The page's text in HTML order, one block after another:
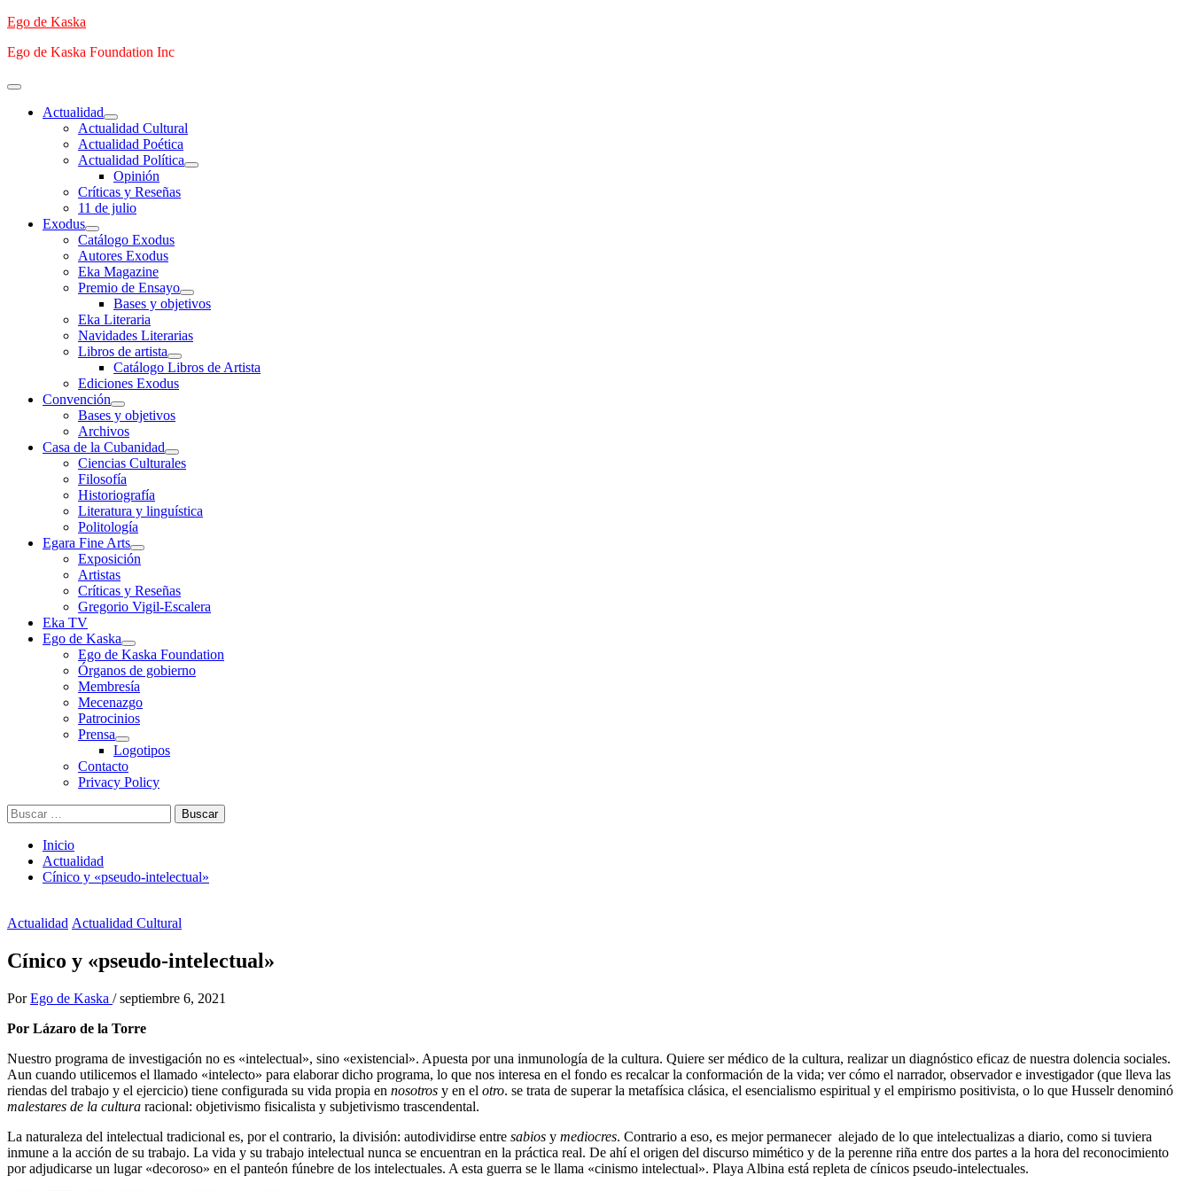
Saltar
contenido
Ego de Kaska
Ego de Kaska Foundation Inc
Menú
principalActualidad
Actualidad Cultural
Actualidad Poética
Actualidad Política
Opinión
Críticas y Reseñas
11 de julio
Exodus
Catálogo Exodus
Autores Exodus
Eka Magazine
Premio de Ensayo
Bases y objetivos
Eka Literaria
Navidades Literarias
Libros de artista
Catálogo Libros de Artista
Ediciones Exodus
Convención
Bases y objetivos
Archivos
Casa de la Cubanidad
Ciencias Culturales
Filosofía
Historiografía
Literatura y linguística
Politología
Egara Fine Arts
Exposición
Artistas
Críticas y Reseñas
Gregorio Vigil-Escalera
Eka TV
Ego de Kaska
Ego de Kaska Foundation
Órganos de gobierno
Membresía
Mecenazgo
Patrocinios
Prensa
Logotipos
Contacto
Privacy Policy
Buscar:
Inicio
Actualidad
Cínico y «pseudo-intelectual»
Actualidad Actualidad Cultural
Cínico y «pseudo-intelectual»
Por Ego de Kaska / septiembre 6, 2021
Por Lázaro de la Torre
Nuestro programa de investigación no es «intelectual», sino «existencial». Apuesta por una inmunología de la cultura. Quiere ser médico de la cultura, realizar un diagnóstico eficaz de nuestra dolencia sociales.
Aun cuando utilicemos el llamado «intelecto» para elaborar dicho programa, lo que nos interesa en el fondo es recalcar la conformación de la vida; ver cómo el narrador, observador e investigador (que lleva las
riendas del trabajo y el ejercicio) tiene configurada su vida propia en nosotros y en el otro. se trata de superar la metafísica clásica, el esencialismo espiritual y el empirismo positivista, o lo que Husselr denominó
malestares de la cultura racional: objetivismo fisicalista y subjetivismo trascendental.
La naturaleza del intelectual tradicional es, por el contrario, la división: autodividirse entre sabios y mediocres. Contrario a eso, es mejor permanecer alejado de lo que intelectualizas a diario, como si tuviera
inmune a la acción de su trabajo. La vida y su trabajo intelectual nunca se encuentran en la práctica real. De ahí el origen del discurso mimético y de la perenne riña entre dos partes a la hora del reconocimiento
por adjudicarse un lugar «decoroso» en el panteón fúnebre de los intelectuales. A esta guerra se le llama «cinismo intelectual». Playa Albina está repleta de cínicos pseudo-intelectuales.